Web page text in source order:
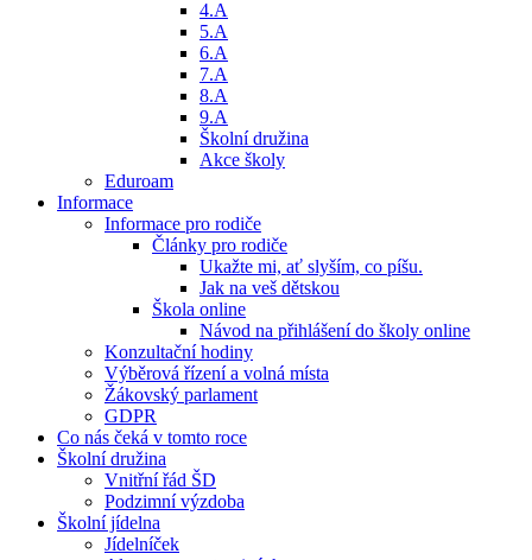
4.A
5.A
6.A
7.A
8.A
9.A
Školní družina
Akce školy
Eduroam
Informace
Informace pro rodiče
Články pro rodiče
Ukažte mi, ať slyším, co píšu.
Jak na veš dětskou
Škola online
Návod na přihlášení do školy online
Konzultační hodiny
Výběrová řízení a volná místa
Žákovský parlament
GDPR
Co nás čeká v tomto roce
Školní družina
Vnitřní řád ŠD
Podzimní výzdoba
Školní jídelna
Jídelníček